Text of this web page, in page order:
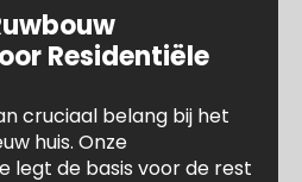
Residentiële
cruciaal belang bij het
huis. Onze
legt de basis voor de rest